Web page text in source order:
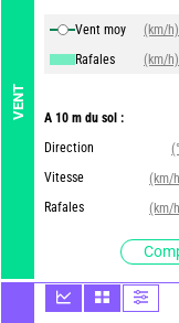
VENT
Vent moy
(km/h)
Rafales
(km/h)
A 10 m du sol :
Direction
Vitesse
(km/
Rafales
(km/